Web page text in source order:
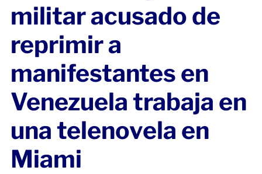
militar acusado de
reprimir a
manifestantes en
Venezuela trabaja en
una telenovela en
Miami